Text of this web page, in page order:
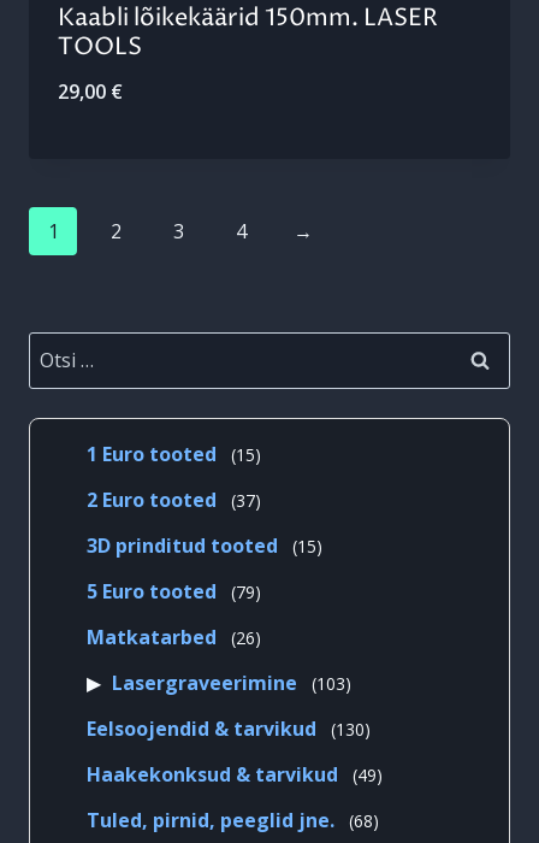
Kaabli lõikekäärid 150mm. LASER
TOOLS
29,00 €
1 2 3 4 →
Otsi:
1 Euro tooted 1515
2 Euro tooted 3737
3D prinditud tooted 1515
5 Euro tooted 7979
Matkatarbed 2626
Lasergraveerimine 103103
Eelsoojendid & tarvikud 130130
Haakekonksud & tarvikud 4949
Tuled, pirnid, peeglid jne. 6868